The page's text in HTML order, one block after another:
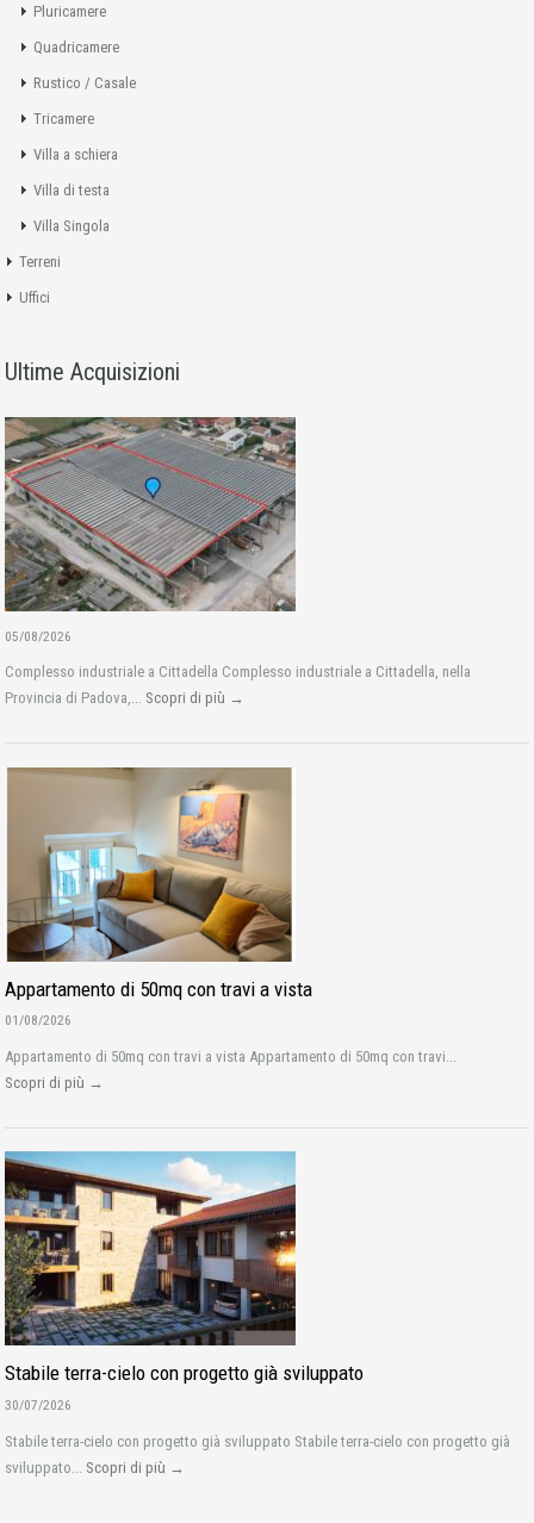
Pluricamere
Quadricamere
Rustico / Casale
Tricamere
Villa a schiera
Villa di testa
Villa Singola
Terreni
Uffici
Ultime Acquisizioni
05/08/2026
Complesso industriale a Cittadella Complesso industriale a Cittadella, nella
Provincia di Padova,... Scopri di più →
Appartamento di 50mq con travi a vista
01/08/2026
Appartamento di 50mq con travi a vista Appartamento di 50mq con travi...
Scopri di più →
Stabile terra-cielo con progetto già sviluppato
30/07/2026
Stabile terra-cielo con progetto già sviluppato Stabile terra-cielo con progetto già
sviluppato... Scopri di più →